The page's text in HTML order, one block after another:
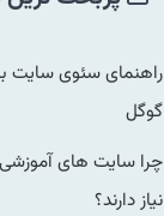
راهنمای سئوی سایت
گوگل
چرا سایت های
نیاز دارند؟